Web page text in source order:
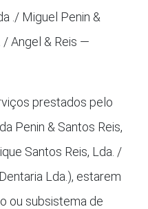
./ Miguel Penin &
/ Angel & Reis —
prestados pelo
Penin & Santos Reis,
Santos Reis, Lda. /
Lda.), estarem
ou subsistema de